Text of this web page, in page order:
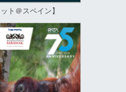
ト＠スペイン】